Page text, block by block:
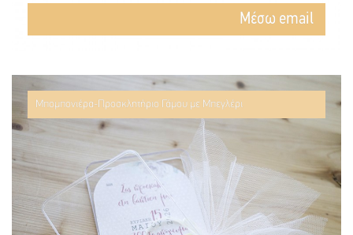
Mέσω email
Μπομπονιέρα-Προσκλητήριο Γάμου με Μπεγλέρι